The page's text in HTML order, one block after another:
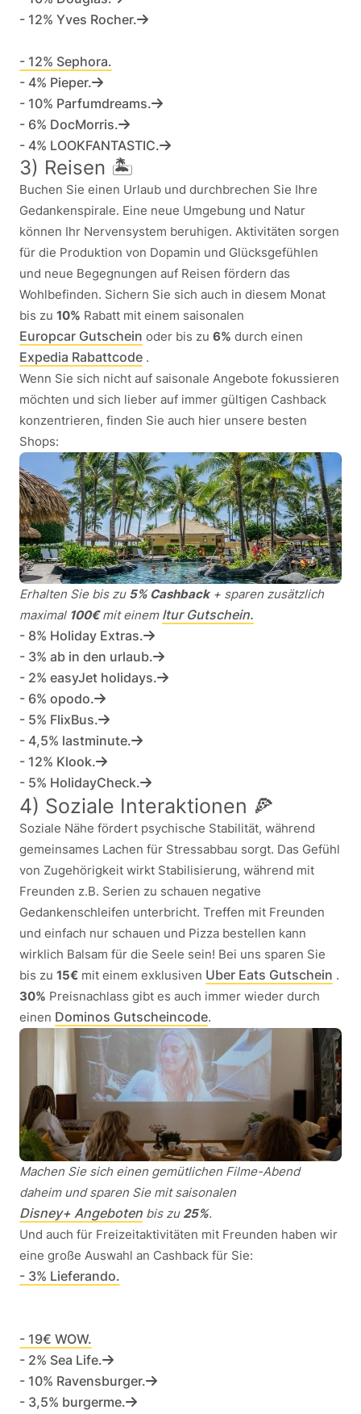
- 12% Yves Rocher.
- 12% Sephora.
- 4% Pieper.
- 10% Parfumdreams.
- 6% DocMorris.
- 4% LOOKFANTASTIC.
3) Reisen 🏝️
Buchen Sie einen Urlaub und durchbrechen Sie Ihre
Gedankenspirale. Eine neue Umgebung und Natur
können Ihr Nervensystem beruhigen. Aktivitäten sorgen
für die Produktion von Dopamin und Glücksgefühlen
und neue Begegnungen auf Reisen fördern das
Wohlbefinden. Sichern Sie sich auch in diesem Monat
bis zu 10% Rabatt mit einem saisonalen
Europcar Gutschein oder bis zu 6% durch einen
Expedia Rabattcode .
Wenn Sie sich nicht auf saisonale Angebote fokussieren
möchten und sich lieber auf immer gültigen Cashback
konzentrieren, finden Sie auch hier unsere besten
Shops:
Erhalten Sie bis zu 5% Cashback+ sparen zusätzlich
maximal 100€mit einem ltur Gutschein.
- 8% Holiday Extras.
- 3% ab in den urlaub.
- 2% easyJet holidays.
- 6% opodo.
- 5% FlixBus.
- 4,5% lastminute.
- 12% Klook.
- 5% HolidayCheck.
4) Soziale Interaktionen 🍕
Soziale Nähe fördert psychische Stabilität, während
gemeinsames Lachen für Stressabbau sorgt. Das Gefühl
von Zugehörigkeit wirkt Stabilisierung, während mit
Freunden z.B. Serien zu schauen negative
Gedankenschleifen unterbricht. Treffen mit Freunden
und einfach nur schauen und Pizza bestellen kann
wirklich Balsam für die Seele sein! Bei uns sparen Sie
bis zu 15€ mit einem exklusiven Uber Eats Gutschein .
30% Preisnachlass gibt es auch immer wieder durch
einen Dominos Gutscheincode.
Machen Sie sich einen gemütlichen Filme-Abend
daheim und sparen Sie mit saisonalen
Disney+ Angeboten bis zu 25%.
Und auch für Freizeitaktivitäten mit Freunden haben wir
eine große Auswahl an Cashback für Sie:
- 3% Lieferando.
- 19€ WOW.
- 2% Sea Life.
- 10% Ravensburger.
- 3,5% burgerme.